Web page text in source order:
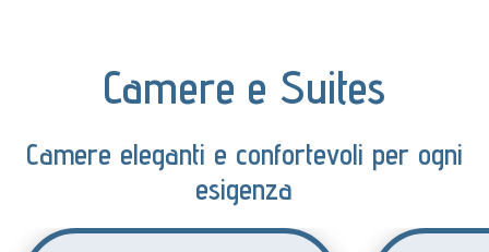
Camere e Suites
Camere eleganti e confortevoli per ogni
esigenza